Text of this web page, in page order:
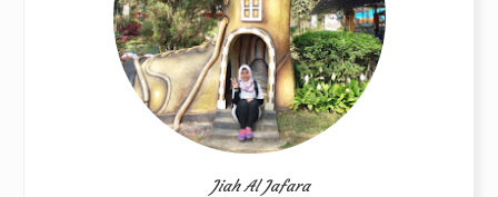
Jiah Al Jafara